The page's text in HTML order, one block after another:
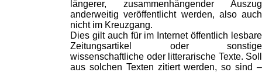
längerer, zusammenhängender Auszug
anderweitig veröffentlicht werden, also auch
nicht im Kreuzgang.
Dies gilt auch für im Internet öffentlich lesbare
Zeitungsartikel oder sonstige
wissenschaftliche oder litterarische Texte. Soll
aus solchen Texten zitiert werden, so sind –